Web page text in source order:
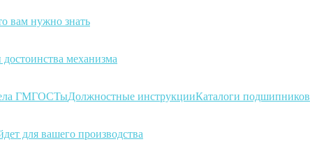
вам нужно знать
механизма
ГМГОСТыДолжностные инструкцииКаталоги подшипников
для вашего производства